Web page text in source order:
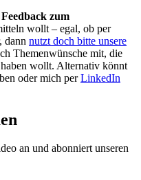
Feedback zum
wollt – egal, ob per
dann nutzt doch bitte unsere
Themenwünsche mit, die
wollt. Alternativ könnt
oder mich perLinkedIn
an und abonniert unseren